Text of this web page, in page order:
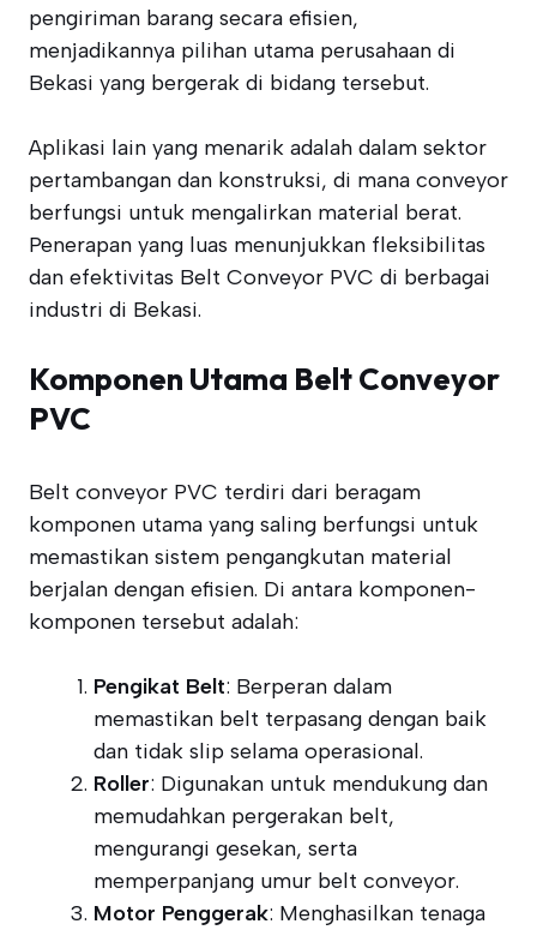
pengiriman barang secara efisien,
menjadikannya pilihan utama perusahaan di
Bekasi yang bergerak di bidang tersebut.
Aplikasi lain yang menarik adalah dalam sektor
pertambangan dan konstruksi, di mana conveyor
berfungsi untuk mengalirkan material berat.
Penerapan yang luas menunjukkan fleksibilitas
dan efektivitas Belt Conveyor PVC di berbagai
industri di Bekasi.
Komponen Utama Belt Conveyor
PVC
Belt conveyor PVC terdiri dari beragam
komponen utama yang saling berfungsi untuk
memastikan sistem pengangkutan material
berjalan dengan efisien. Di antara komponen-
komponen tersebut adalah:
Pengikat Belt: Berperan dalam
memastikan belt terpasang dengan baik
dan tidak slip selama operasional.
Roller: Digunakan untuk mendukung dan
memudahkan pergerakan belt,
mengurangi gesekan, serta
memperpanjang umur belt conveyor.
Motor Penggerak: Menghasilkan tenaga